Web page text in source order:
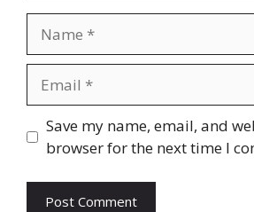
Website
Save my name, email, and
browser for the next time I